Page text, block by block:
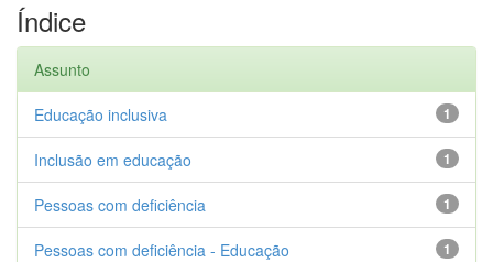
Índice
Assunto
1
Educação inclusiva
1
Inclusão em educação
1
Pessoas com deficiência
1
Pessoas com deficiência - Educação